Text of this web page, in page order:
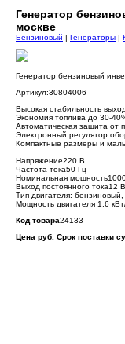
Генератор
москве
Бензиновый | Генераторы |
Генератор бензиновый
Артикул:30804006
Высокая стабильность
Экономия топлива до 30-
Автоматическая защита от
Электронный регулятор
Компактные размеры и
Напряжение220 В
Частота тока50 Гц
Номинальная
Выход постоянного тока12
Тип двигателя:
Мощность двигателя 1,6
Код товара24133
Цена руб. Срок поставки